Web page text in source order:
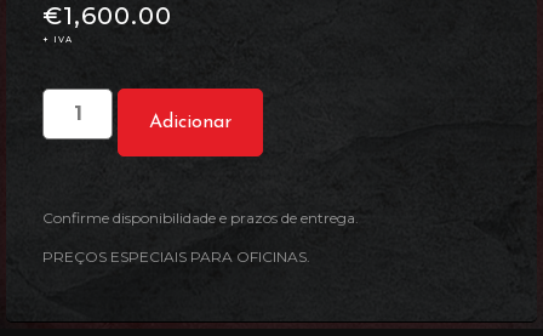
€1,600.00
+ IVA
Adicionar
Confirme disponibilidade e prazos de entrega.
PREÇOS ESPECIAIS PARA OFICINAS.